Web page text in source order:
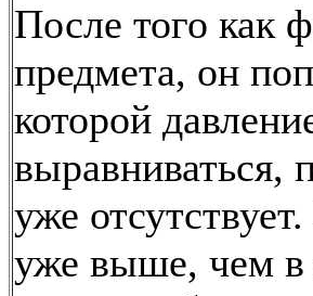
После того как
предмета, он
которой
выравниваться,
уже
уже выше, чем в